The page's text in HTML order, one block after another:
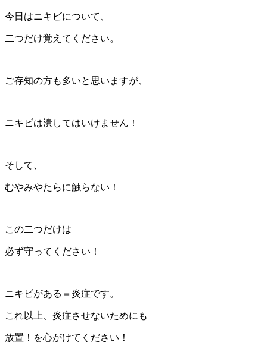
今日はニキビについて、
二つだけ覚えてください。
ご存知の方も多いと思いますが、
ニキビは潰してはいけません！
そして、
むやみやたらに触らない！
この二つだけは
必ず守ってください！
ニキビがある＝炎症です。
これ以上、炎症させないためにも
放置！を心がけてください！